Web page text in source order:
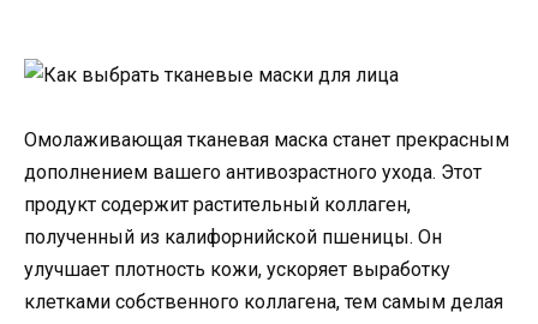
Омолаживающая тканевая маска станет прекрасным
дополнением вашего антивозрастного ухода. Этот
продукт содержит растительный коллаген,
полученный из калифорнийской пшеницы. Он
улучшает плотность кожи, ускоряет выработку
клетками собственного коллагена, тем самым делая